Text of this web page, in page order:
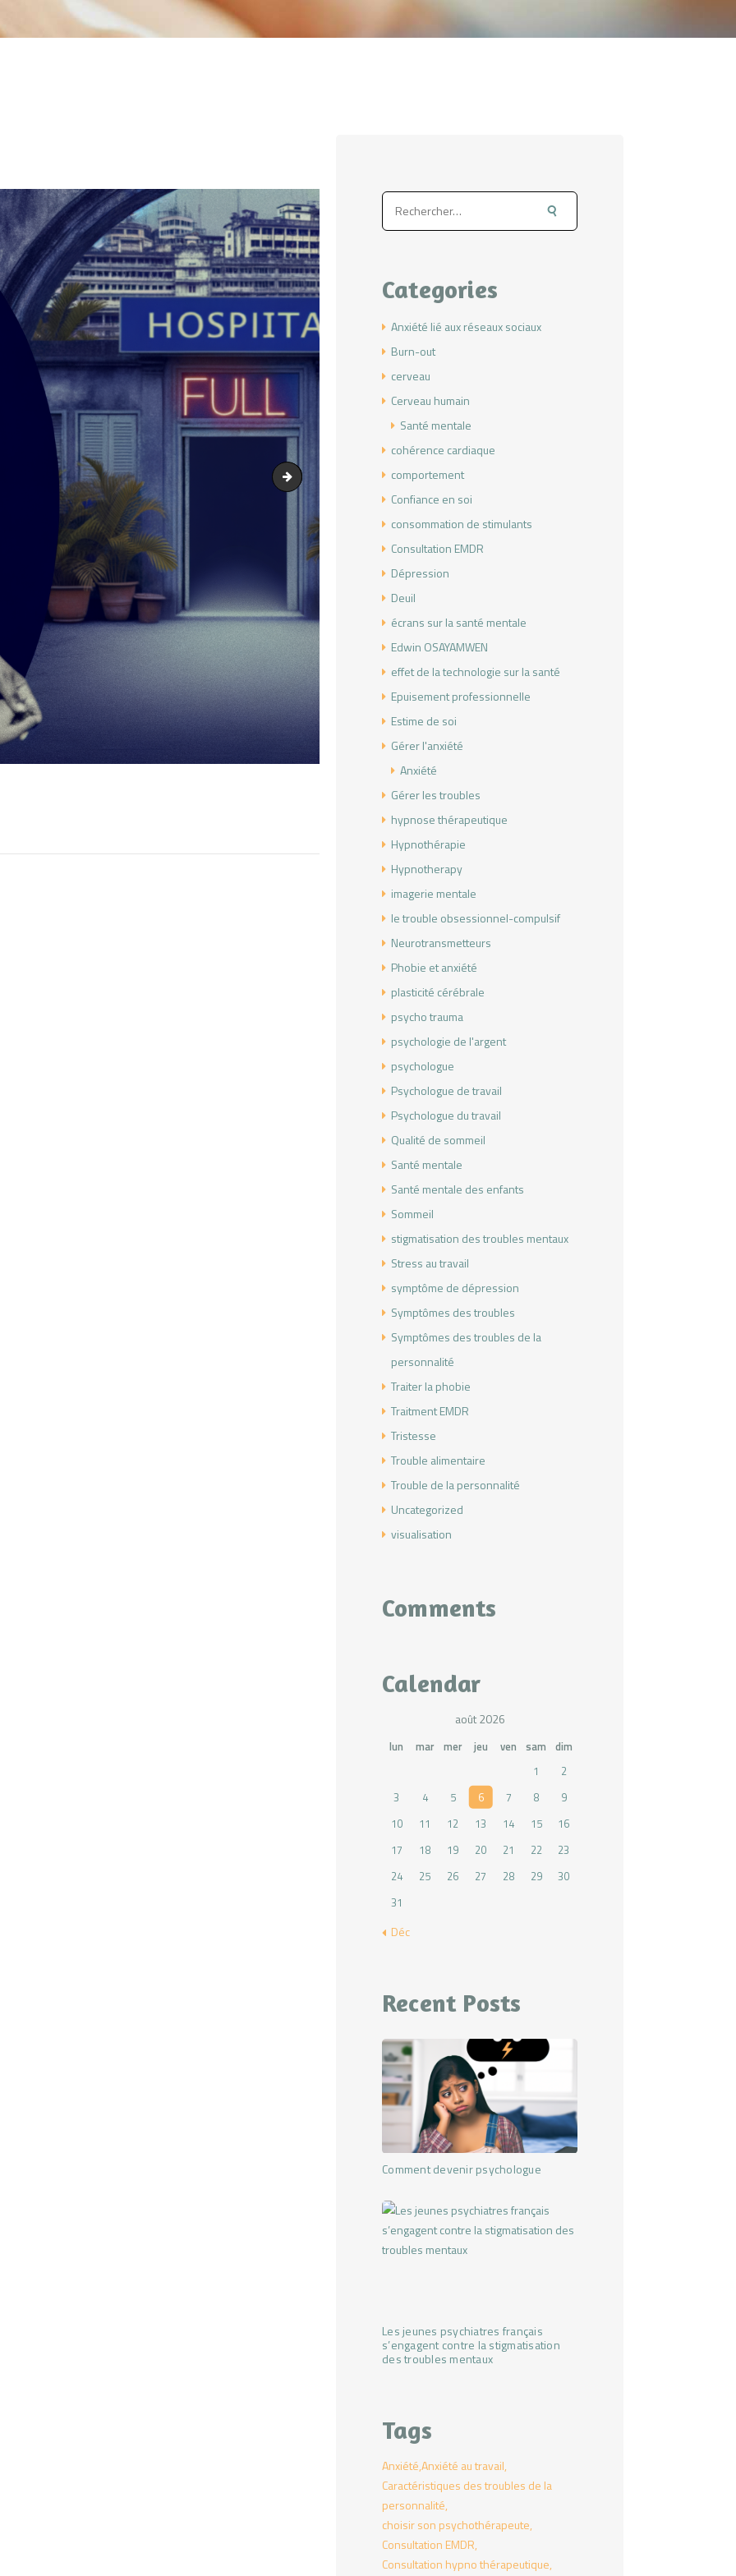
santé mentale en france
Rechercher :
Categories
Anxiété lié aux réseaux sociaux
Burn-out
cerveau
Cerveau humain
Santé mentale
cohérence cardiaque
comportement
Confiance en soi
consommation de stimulants
Consultation EMDR
Dépression
Deuil
écrans sur la santé mentale
Edwin OSAYAMWEN
effet de la technologie sur la santé
Epuisement professionnelle
Estime de soi
Gérer l'anxiété
Anxiété
Gérer les troubles
hypnose thérapeutique
Hypnothérapie
Hypnotherapy
imagerie mentale
le trouble obsessionnel-compulsif
Neurotransmetteurs
Phobie et anxiété
plasticité cérébrale
psycho trauma
psychologie de l'argent
psychologue
Psychologue de travail
Psychologue du travail
Qualité de sommeil
Santé mentale
Santé mentale des enfants
Sommeil
stigmatisation des troubles mentaux
Stress au travail
symptôme de dépression
Symptômes des troubles
Symptômes des troubles de la
personnalité
Traiter la phobie
Traitment EMDR
Tristesse
Trouble alimentaire
Trouble de la personnalité
Uncategorized
visualisation
Comments
Calendar
août 2026
lun mar mer jeu ven sam dim
1
2
3
4 5 6 7 8
9
10
11 12 13 14 15
16
17
18 19 20 21 22
23
24
25 26 27 28 29
30
31
« Déc
Recent Posts
Comment devenir psychologue
Les jeunes psychiatres français
s’engagent contre la stigmatisation
des troubles mentaux
Tags
AnxiétéAnxiété au travail
Caractéristiques des troubles de la
personnalité
choisir son psychothérapeute
Consultation EMDR
Consultation hypno thérapeutique